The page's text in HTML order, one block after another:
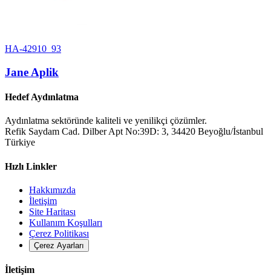
HA-42910_93
Jane Aplik
Hedef Aydınlatma
Aydınlatma sektöründe kaliteli ve yenilikçi çözümler.
Refik Saydam Cad. Dilber Apt No:39D: 3, 34420 Beyoğlu/İstanbul
Türkiye
Hızlı Linkler
Hakkımızda
İletişim
Site Haritası
Kullanım Koşulları
Çerez Politikası
Çerez Ayarları
İletişim